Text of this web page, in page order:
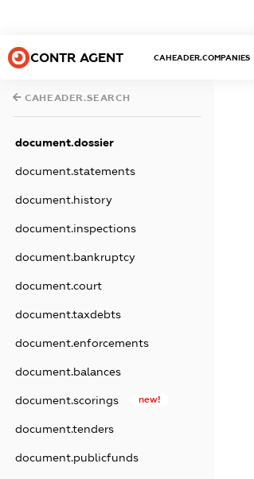
CONTR AGENT CAHEADER.COMPANIES
CAHEADER.SEARCH
document.dossier
document.statements
document.history
document.inspections
document.bankruptcy
document.court
document.taxdebts
document.enforcements
document.balances
document.scorings new!
document.tenders
document.publicfunds